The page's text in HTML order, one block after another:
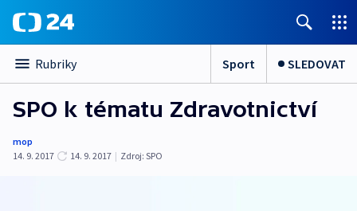
Rubriky Sport SLEDOVAT
SPO k tématu Zdravotnictví
mop
14. 9. 2017
14. 9. 2017 | Zdroj: SPO